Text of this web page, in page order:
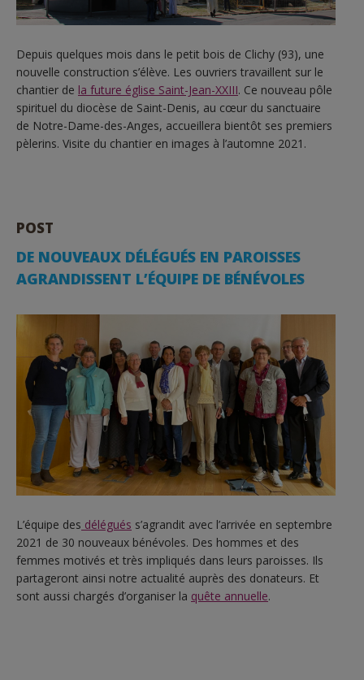
Depuis quelques mois dans le petit bois de Clichy (93), une
nouvelle construction s’élève. Les ouvriers travaillent sur le
chantier de la future église Saint-Jean-XXIII. Ce nouveau pôle
spirituel du diocèse de Saint-Denis, au cœur du sanctuaire
de Notre-Dame-des-Anges, accueillera bientôt ses premiers
pèlerins. Visite du chantier en images à l’automne 2021.
POST
DE NOUVEAUX DÉLÉGUÉS EN PAROISSES
AGRANDISSENT L’ÉQUIPE DE BÉNÉVOLES
L’équipe des délégués s’agrandit avec l’arrivée en septembre
2021 de 30 nouveaux bénévoles. Des hommes et des
femmes motivés et très impliqués dans leurs paroisses. Ils
partageront ainsi notre actualité auprès des donateurs. Et
sont aussi chargés d’organiser la quête annuelle.